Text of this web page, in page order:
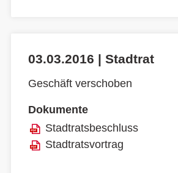
03.03.2016 | Stadtrat
Geschäft verschoben
Dokumente
Stadtratsbeschluss
Stadtratsvortrag